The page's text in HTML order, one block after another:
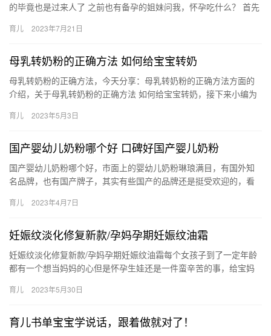
的毕竟也是过来人了 之前也有备孕的姐妹问我，怀孕吃什么？ 首先
期…
育儿 2023年7月21日
母乳转奶粉的正确方法 如何给宝宝转奶
母乳转奶粉的正确方法，今天分享：母乳转奶粉的正确方法方面的
介绍，关于母乳转奶粉的正确方法 如何给宝宝转奶，接下来小编为
母…
育儿 2023年5月3日
国产婴幼儿奶粉哪个好 口碑好国产婴儿奶粉
国产婴幼儿奶粉哪个好，市面上的婴幼儿奶粉琳琅满目，有国外知
名品牌，也有国产牌子，其实有些国产的品牌还是挺受欢迎的，看
道…
育儿 2023年4月7日
妊娠纹淡化修复新款/孕妈孕期妊娠纹油霜
妊娠纹淡化修复新款/孕妈孕期妊娠纹油霜每个女孩子到了一定年龄
都有一个想当妈妈的心但是怀孕生娃还是一件蛮辛苦的事，给宝妈
期…
育儿 2023年5月30日
育儿书单宝宝学说话，跟着做就对了！